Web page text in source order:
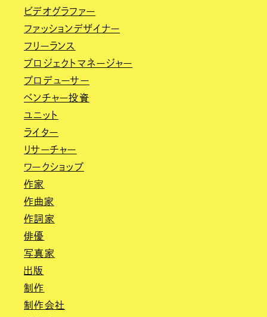
ビデオグラファー
ファッションデザイナー
フリーランス
プロジェクトマネージャー
プロデューサー
ベンチャー投資
ユニット
ライター
リサーチャー
ワークショップ
作家
作曲家
作詞家
俳優
写真家
出版
制作
制作会社